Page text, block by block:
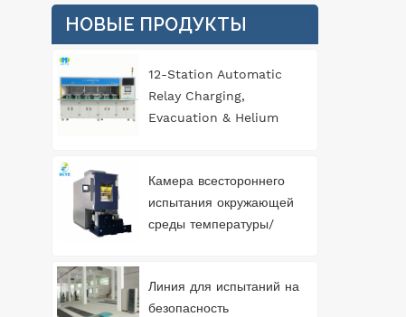
НОВЫЕ ПРОДУКТЫ
12-Station Automatic
Relay Charging,
Evacuation & Helium
Automotive
Components
Камера всестороннего
испытания окружающей
среды температуры/
Линия для испытаний на
безопасность